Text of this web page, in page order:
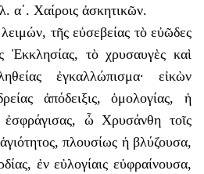
α΄. Χαίροις ἀσκητικῶν.
τῆς εὐσεβείας τὸ εὐῶδες
Ἐκκλησίας, τὸ χρυσαυγὲς καὶ
ἐγκαλλώπισμα· εἰκὼν
ἀπόδειξις, ὁμολογίας, ἡ
ἐσφράγισας, ὦ Χρυσάνθη τοῖς
πλουσίως ἡ βλύζουσα,
ἐν εὐλογίαις εὐφραίνουσα,